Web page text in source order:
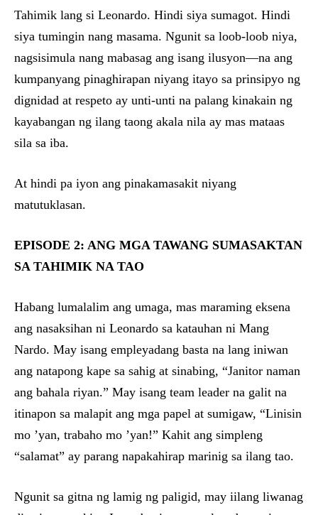
Tahimik lang si Leonardo. Hindi siya sumagot. Hindi
siya tumingin nang masama. Ngunit sa loob-loob niya,
nagsisimula nang mabasag ang isang ilusyon—na ang
kumpanyang pinaghirapan niyang itayo sa prinsipyo ng
dignidad at respeto ay unti-unti na palang kinakain ng
kayabangan ng ilang taong akala nila ay mas mataas
sila sa iba.
At hindi pa iyon ang pinakamasakit niyang
matutuklasan.
EPISODE 2: ANG MGA TAWANG SUMASAKTAN
SA TAHIMIK NA TAO
Habang lumalalim ang umaga, mas maraming eksena
ang nasaksihan ni Leonardo sa katauhan ni Mang
Nardo. May isang empleyadang basta na lang iniwan
ang natapong kape sa sahig at sinabing, “Janitor naman
ang bahala riyan.” May isang team leader na galit na
itinapon sa malapit ang mga papel at sumigaw, “Linisin
mo ’yan, trabaho mo ’yan!” Kahit ang simpleng
“salamat” ay parang napakahirap marinig sa ilang tao.
Ngunit sa gitna ng lamig ng paligid, may iilang liwanag